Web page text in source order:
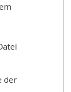
der